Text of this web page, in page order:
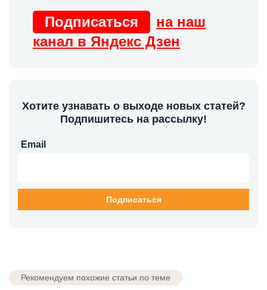
Подписаться
на наш
канал в Яндекс Дзен
Хотите узнавать о выходе новых статей?
Подпишитесь на рассылку!
Email
Рекомендуем похожие статьи по теме